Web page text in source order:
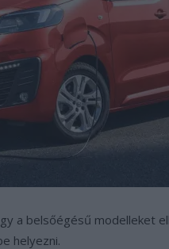
a belsőégésű modelleket
helyezni.